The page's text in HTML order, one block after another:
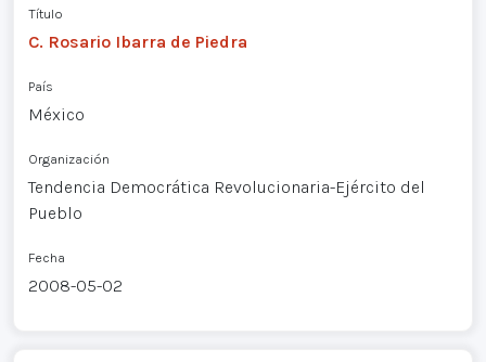
Título
C. Rosario Ibarra de Piedra
País
México
Organización
Tendencia Democrática Revolucionaria-Ejército del
Pueblo
Fecha
2008-05-02